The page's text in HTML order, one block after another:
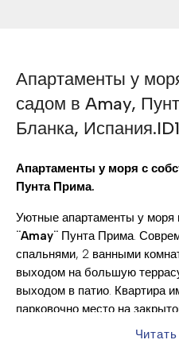
SUMA/IBI: 250 €
: 50 €
ОТКРЫТАЯ ПАРКОВКА
ПАРКОВКА НА УЛИЦЕ
ПАТИО
ПЛЯЖ В ПЕШЕЙ
Апартаменты у
садом в Amay,
Бланка,
Апартаменты у моря с
Пунта Прима.
Уютные апартаменты у моря
¨Amay¨ Пунта Прима.
спальнями, 2 ванными
выходом на большую
выходом в патио. Квартира
парковочно место на
Урбанизация располагает
Читать